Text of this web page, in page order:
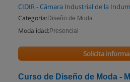
CIDIR - Cámara Industrial de la
Categoría: Diseño de Moda
Modalidad: Presencial
Solicita
Curso de Diseño de Moda -